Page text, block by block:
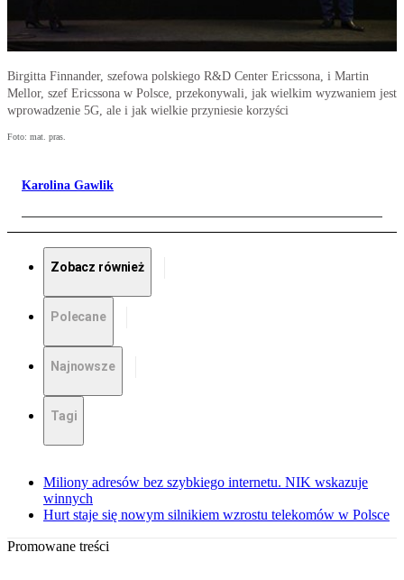
Birgitta Finnander, szefowa polskiego R&D Center Ericssona, i Martin
Mellor, szef Ericssona w Polsce, przekonywali, jak wielkim wyzwaniem jest
wprowadzenie 5G, ale i jak wielkie przyniesie korzyści
Foto: mat. pras.
Karolina Gawlik
Zobacz również
Polecane
Najnowsze
Tagi
Miliony adresów bez szybkiego internetu. NIK wskazuje
winnych
Hurt staje się nowym silnikiem wzrostu telekomów w Polsce
Promowane treści